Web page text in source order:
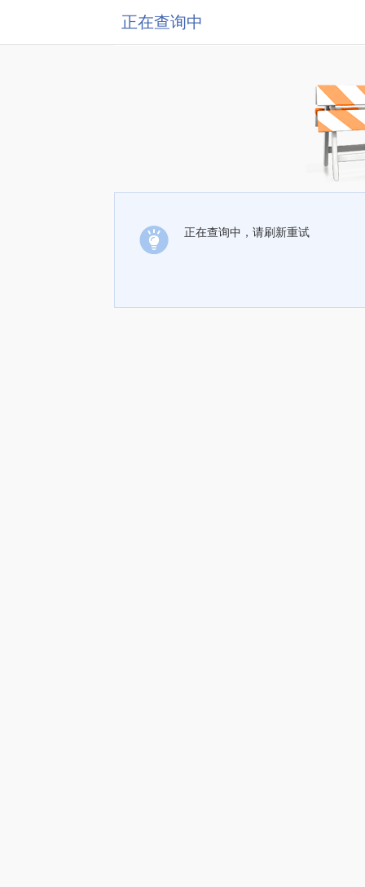
正在查询中
正在查询中，请刷新重试